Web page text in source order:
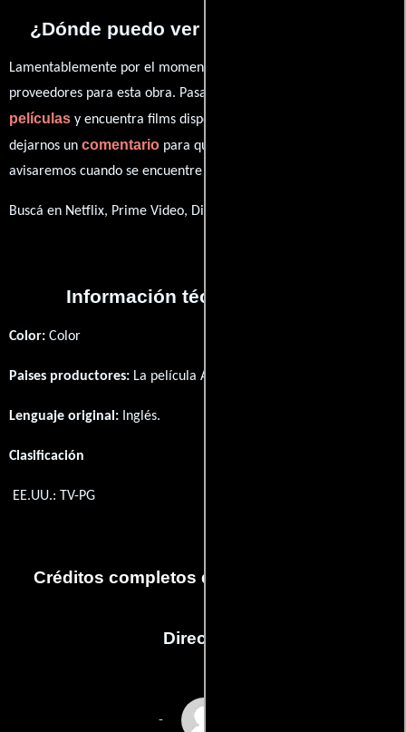
¿Dónde puedo ver la series Ambush?
Lamentablemente por el momento no contamos con enlaces a
proveedores para esta obra. Pasa por nuestro catálogo de
películas y encuentra films disponibles. También puedes
dejarnos un comentario para que le demos prioridad y te
avisaremos cuando se encuentre disponible
Buscá en Netflix, Prime Video, Disney+
Información técnica y general
Color: Color
Paises productores: La película Ambush fué producida en
Lenguaje original: Inglés.
Clasificación
EE.UU.: TV-PG
Créditos completos del capítulo Ambush
Dirección
-